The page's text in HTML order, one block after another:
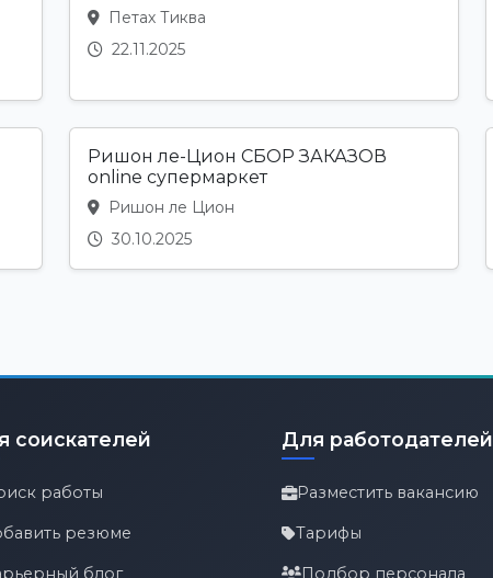
Петах Тиква
22.11.2025
Ришон ле-Цион СБОР ЗАКАЗОВ
online супермаркет
Ришон ле Цион
30.10.2025
соискателей
работы
резюме
блог
Для работодателей
Разместить вакансию
Тарифы
Подбор персонала